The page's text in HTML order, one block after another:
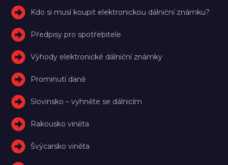
Kdo si musí koupit elektronickou dálniční známku?
Předpisy pro spotřebitele
Výhody elektronické dálniční známky
Prominutí daně
Slovinsko – vyhněte se dálnicím
Rakousko viněta
Švýcarsko viněta